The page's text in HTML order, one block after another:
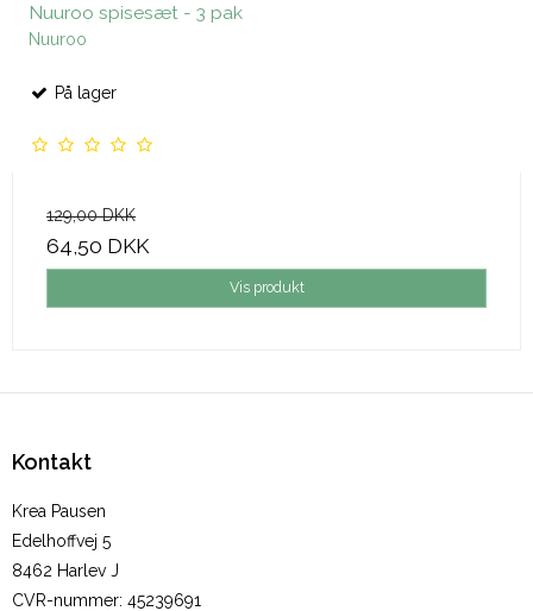
Nuuroo spisesæt - 3 pak
Nuuroo
På lager
129,00 DKK
64,50 DKK
Vis produkt
Kontakt
Krea Pausen
Edelhoffvej 5
8462 Harlev J
CVR-nummer: 45239691